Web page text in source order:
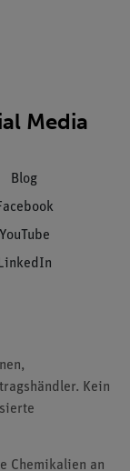
Media
Blog
YouTube
LinkedIn
Kein
Chemikalien an